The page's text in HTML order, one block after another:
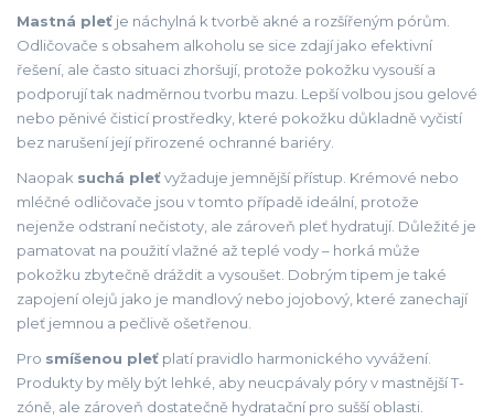
Mastná pleť je náchylná k tvorbě akné a rozšířeným pórům.
Odličovače s obsahem alkoholu se sice zdají jako efektivní
řešení, ale často situaci zhoršují, protože pokožku vysouší a
podporují tak nadměrnou tvorbu mazu. Lepší volbou jsou gelové
nebo pěnivé čisticí prostředky, které pokožku důkladně vyčistí
bez narušení její přirozené ochranné bariéry.
Naopak suchá pleťvyžaduje jemnější přístup. Krémové nebo
mléčné odličovače jsou v tomto případě ideální, protože
nejenže odstraní nečistoty, ale zároveň pleť hydratují. Důležité je
pamatovat na použití vlažné až teplé vody – horká může
pokožku zbytečně dráždit a vysoušet. Dobrým tipem je také
zapojení olejů jako je mandlový nebo jojobový, které zanechají
pleť jemnou a pečlivě ošetřenou.
Pro smíšenou pleť platí pravidlo harmonického vyvážení.
Produkty by měly být lehké, aby neucpávaly póry v mastnější T-
zóně, ale zároveň dostatečně hydratační pro sušší oblasti.